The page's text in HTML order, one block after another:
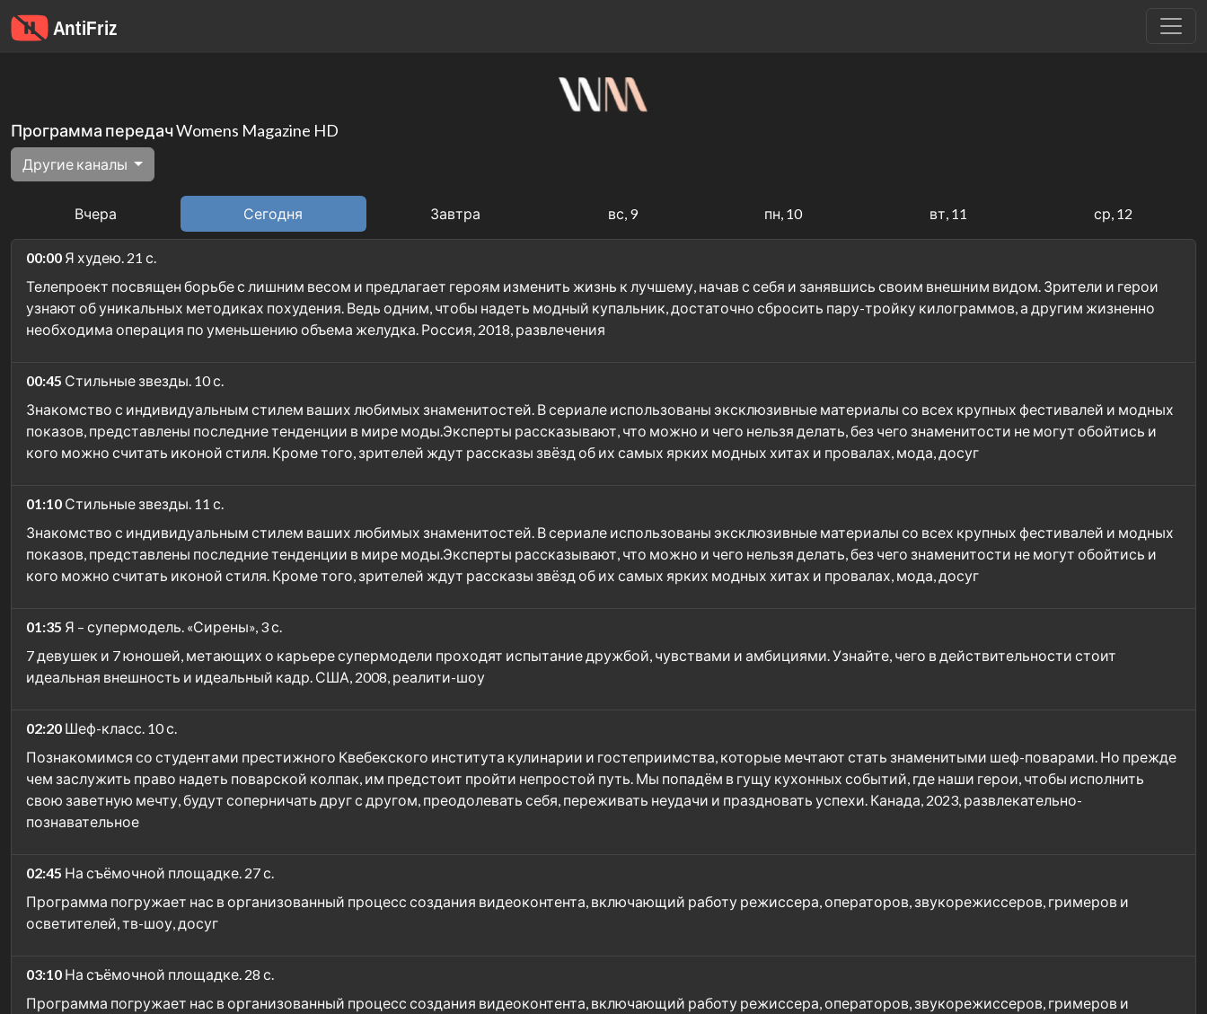
Программа передач Womens Magazine HD
Другие каналы
Вчера Сегодня Завтра вс, 9 пн, 10 вт, 11 ср, 12
00:00 Я худею. 21 с.
Телепроект посвящен борьбе с лишним весом и предлагает героям изменить жизнь к лучшему, начав с себя и занявшись своим внешним видом. Зрители и герои
узнают об уникальных методиках похудения. Ведь одним, чтобы надеть модный купальник, достаточно сбросить пару-тройку килограммов, а другим жизненно
необходима операция по уменьшению объема желудка. Россия, 2018, развлечения
00:45 Стильные звезды. 10 с.
Знакомство с индивидуальным стилем ваших любимых знаменитостей. В сериале использованы эксклюзивные материалы со всех крупных фестивалей и модных
показов, представлены последние тенденции в мире моды.Эксперты рассказывают, что можно и чего нельзя делать, без чего знаменитости не могут обойтись и
кого можно считать иконой стиля. Кроме того, зрителей ждут рассказы звёзд об их самых ярких модных хитах и провалах, мода, досуг
01:10 Стильные звезды. 11 с.
Знакомство с индивидуальным стилем ваших любимых знаменитостей. В сериале использованы эксклюзивные материалы со всех крупных фестивалей и модных
показов, представлены последние тенденции в мире моды.Эксперты рассказывают, что можно и чего нельзя делать, без чего знаменитости не могут обойтись и
кого можно считать иконой стиля. Кроме того, зрителей ждут рассказы звёзд об их самых ярких модных хитах и провалах, мода, досуг
01:35 Я – супермодель. «Сирены», 3 с.
7 девушек и 7 юношей, метающих о карьере супермодели проходят испытание дружбой, чувствами и амбициями. Узнайте, чего в действительности стоит
идеальная внешность и идеальный кадр. США, 2008, реалити-шоу
02:20 Шеф-класс. 10 с.
Познакомимся со студентами престижного Квебекского института кулинарии и гостеприимства, которые мечтают стать знаменитыми шеф-поварами. Но прежде
чем заслужить право надеть поварской колпак, им предстоит пройти непростой путь. Мы попадём в гущу кухонных событий, где наши герои, чтобы исполнить
свою заветную мечту, будут соперничать друг с другом, преодолевать себя, переживать неудачи и праздновать успехи. Канада, 2023, развлекательно-
познавательное
02:45 На съёмочной площадке. 27 с.
Программа погружает нас в организованный процесс создания видеоконтента, включающий работу режиссера, операторов, звукорежиссеров, гримеров и
осветителей, тв-шоу, досуг
03:10 На съёмочной площадке. 28 с.
Программа погружает нас в организованный процесс создания видеоконтента, включающий работу режиссера, операторов, звукорежиссеров, гримеров и